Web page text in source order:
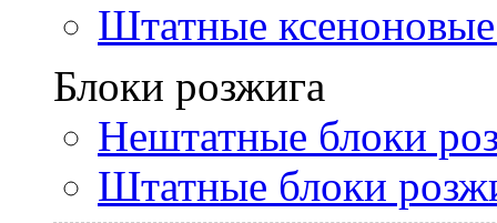
Штатные
Блоки розжига
Нештатные блоки
Штатные блоки